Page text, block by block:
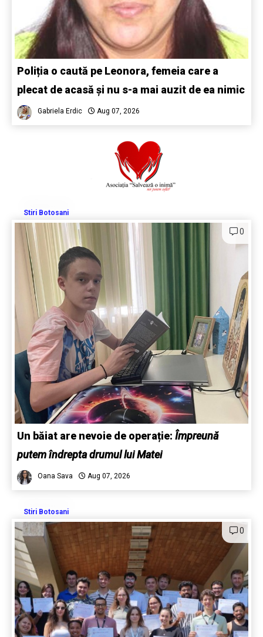
Poliția o caută pe Leonora, femeia care a
plecat de acasă și nu s-a mai auzit de ea nimic
Gabriela Erdic Aug 07, 2026
Stiri Botosani
0
Un băiat are nevoie de operație: Împreună
putem îndrepta drumul lui Matei
Oana Sava Aug 07, 2026
Stiri Botosani
0